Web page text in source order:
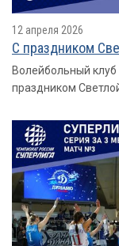
12 апреля 2026
С праздником
Волейбольный
праздником